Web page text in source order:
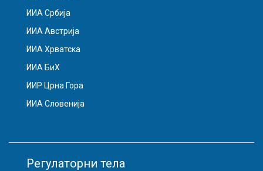
ИИА Србија
ИИА Австрија
ИИА Хрватска
ИИА БиХ
ИИР Црна Гора
ИИА Словенија
Регулаторни тела